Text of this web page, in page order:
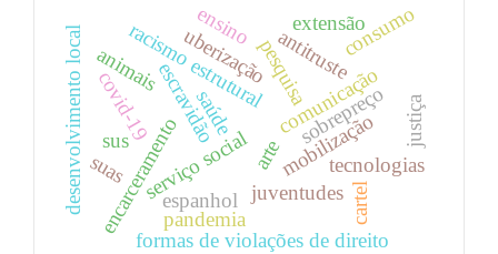
pesquisa
serviço socialjuventudes
comunicação
mobilizaçãotecnologias
espanhol
escravidão
racismo estrutural
encarceramento
covid-19
pandemia
arte
saúde
uberização
formas de violações de direito
cartel
sobrepreço
antitrusteconsumo
animais
justiça
ensino extensão
sus
suas
desenvolvimento local